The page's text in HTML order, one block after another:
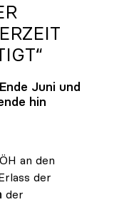
Juni und
hin
an den
der
der